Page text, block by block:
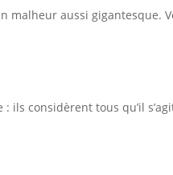
malheur aussi gigantesque.
ils considèrent tous qu’il